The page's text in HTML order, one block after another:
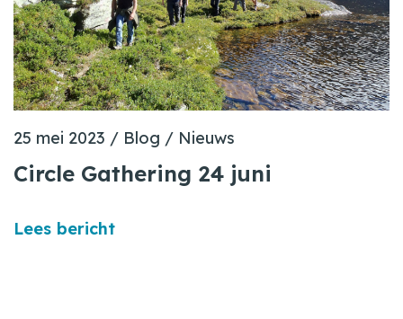
25 mei 2023 / Blog / Nieuws
Circle Gathering 24 juni
Lees bericht